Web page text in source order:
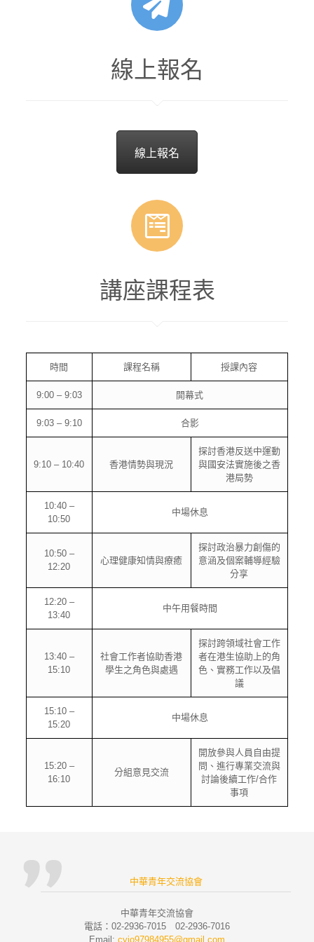
線上報名
線上報名
講座課程表
時間 課程名稱 授課內容
9:00 – 9:03 開幕式
9:03 – 9:10 合影
9:10 – 10:40 香港情勢與現況
探討香港反送中運動
與國安法實施後之香
港局勢
10:40 –
10:50
中場休息
10:50 –
12:20
心理健康知情與療癒
探討政治暴力創傷的
意涵及個案輔導經驗
分享
12:20 –
13:40
中午用餐時間
13:40 –
15:10
社會工作者協助香港
學生之角色與處遇
探討跨領域社會工作
者在港生協助上的角
色、實務工作以及倡
議
15:10 –
15:20
中場休息
15:20 –
16:10
分組意見交流
開放參與人員自由提
問、進行專業交流與
討論後續工作/合作
事項
中華青年交流協會
中華青年交流協會
電話：02-2936-7015 02-2936-7016
Email: cyio97984955@gmail.com